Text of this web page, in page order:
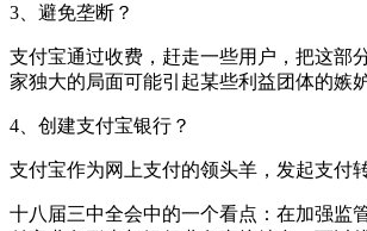
3、避免垄断？
支付宝通过收费，赶走一些用户，把这部
家独大的局面可能引起某些利益团体的嫉
4、创建支付宝银行？
支付宝作为网上支付的领头羊，发起支付
十八届三中全会中的一个看点：在加强监